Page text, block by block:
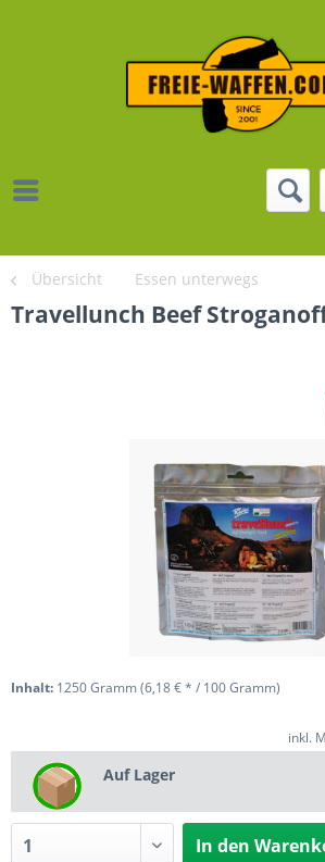
Übersicht Essen unterwegs
Travellunch Beef
Inhalt: 1250 Gramm (6,18 € * / 100 Gramm)
inkl.
Auf Lager
In den